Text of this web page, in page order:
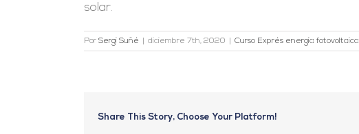
solar.
Por Sergi Suñé diciembre 7th, 2020 Curso Exprés energía fotovoltaica
Share This Story, Choose Your Platform!